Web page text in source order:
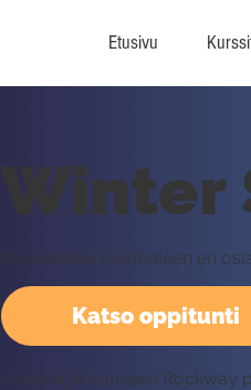
Etusivu
Katso oppitunti
Winter
Kuunnellaan kappaleen eri
Vaatii kirjautumisen Rockway